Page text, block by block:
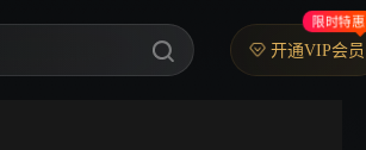
开通VIP会员
限时特惠